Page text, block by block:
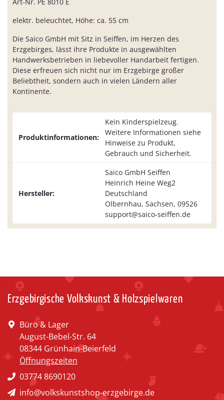
elektr. beleuchtet, Höhe: ca. 55 cm
Die Saico GmbH mit Sitz in Seiffen, im Herzen des
Erzgebirges, lässt ihre Produkte in ausgewählten
Handwerksbetrieben in liebevoller Handarbeit fertigen.
Diese erfreuen sich nicht nur im Erzgebirge großer
Beliebtheit, sondern auch in vielen Ländern aller
Kontinente.
Produktinformationen:
Kein Kinderspielzeug.
Weitere Informationen siehe
Hinweise zu Produkt,
Gebrauch und Sicherheit.
Hersteller:
Saico GmbH Seiffen
Heinrich Heine Weg2
Deutschland
Olbernhau, Sachsen, 09526
support@saico-seiffen.de
Erzgebirgische Volkskunst & Holzspielwaren
Büro & Lager
August-Bebel-Str. 64
08344 Grünhain-Beierfeld
Öffnungszeiten
03774 8690120
info@volkskunstshop-erzgebirge.de